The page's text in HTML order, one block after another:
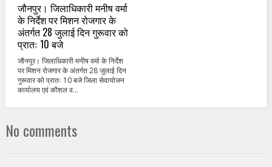
जौनपुर। जिलाधिकारी मनीष वर्मा
के निर्देश पर मिशन रोजगार के
अंतर्गत 28 जुलाई दिन गुरूवार को
प्रातः 10 बजे
जौनपुर। जिलाधिकारी मनीष वर्मा के निर्देश
पर मिशन रोजगार के अंतर्गत 28 जुलाई दिन
गुरूवार को प्रातः 10 बजे जिला सेवायोजन
कार्यालय एवं कौशल व...
No comments